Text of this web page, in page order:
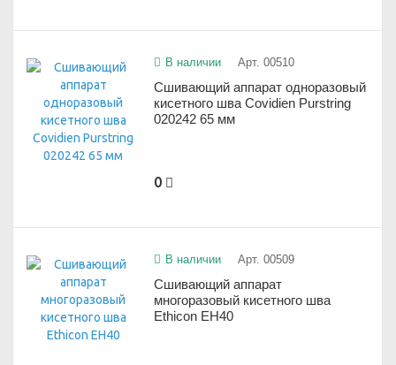
В наличии Арт. 00510
Сшивающий аппарат одноразовый
кисетного шва Covidien Purstring
020242 65 мм
0
В наличии Арт. 00509
Сшивающий аппарат
многоразовый кисетного шва
Ethicon EH40